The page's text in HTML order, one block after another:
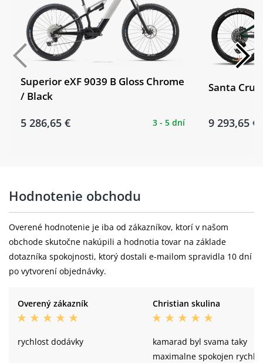
Brzdové
kotouče:
Tektro TR17, 203/203 mm, 6-bolt
Kazeta: Shimano CS-M6100, 10-51T
Řetěz: Shimano CN-M6100
Kliky:
Ráfky: Raymon VR23, 30 mm, eyelet / Hub:
Pláště:
Schwalbe Magic Mary Perf, ADDIX, 62-
622, 29x2.4
Zadní ráfek: Raymon VR23, 30 mm, eyelet
Zadní náboj:
Raymon DT210RR, Center Lock, 12x148
622, 29x2.4
Superior eXF 9039 B Gloss Chrome
/ Black
5 286,65 € 3 - 5 dní
Santa Cruz
9 293,65 €
Hodnotenie obchodu
Overené hodnotenie je iba od zákazníkov, ktorí v našom
obchode skutočne nakúpili a hodnotia tovar na základe
dotazníka spokojnosti, ktorý dostali e-mailom spravidla 10 dní
po vytvorení objednávky.
Overený zákazník
rychlost dodávky
Christian skulina
kamarad byl svama taky
maximalne spokojen rychla